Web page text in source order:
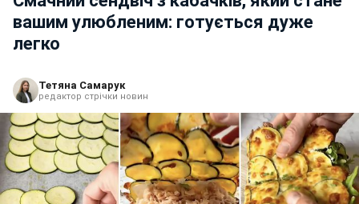
вашим улюбленим: готується дуже
легко
Тетяна Самарук
редактор стрічки новин